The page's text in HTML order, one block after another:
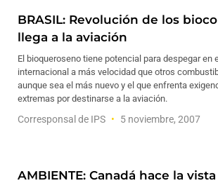
BRASIL: Revolución de los
llega a la aviación
El bioqueroseno tiene potencial para despegar en
internacional a más velocidad que otros
aunque sea el más nuevo y el que enfrenta
extremas por destinarse a la aviación.
Corresponsal de IPS 5 noviembre, 2007
AMBIENTE: Canadá hace la